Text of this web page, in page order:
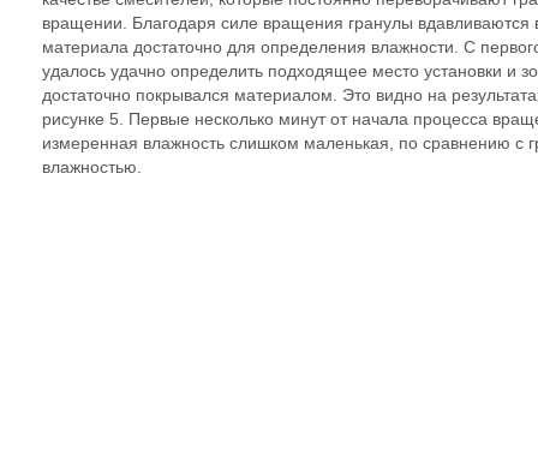
вращении. Благодаря силе вращения гранулы вдавливаются
материала достаточно для определения влажности. С
удалось удачно определить подходящее место установки и
достаточно покрывался материалом. Это видно на
рисунке 5. Первые несколько минут от начала процесса
измеренная влажность слишком маленькая, по сравнению с
влажностью.